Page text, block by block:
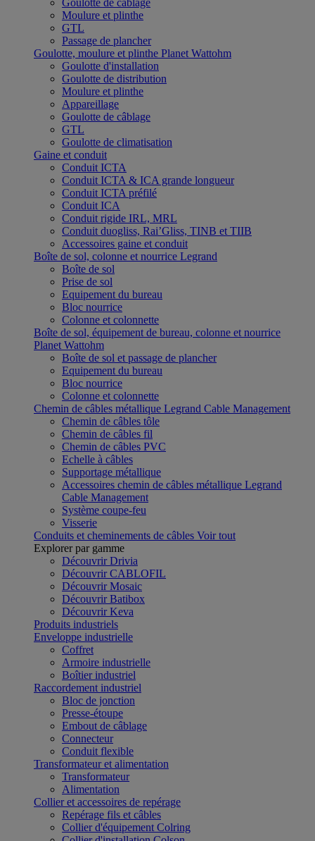
Goulotte de câblage
Moulure et plinthe
GTL
Passage de plancher
Goulotte, moulure et plinthe Planet Wattohm
Goulotte d'installation
Goulotte de distribution
Moulure et plinthe
Appareillage
Goulotte de câblage
GTL
Goulotte de climatisation
Gaine et conduit
Conduit ICTA
Conduit ICTA & ICA grande longueur
Conduit ICTA préfilé
Conduit ICA
Conduit rigide IRL, MRL
Conduit duogliss, Rai’Gliss, TINB et TIIB
Accessoires gaine et conduit
Boîte de sol, colonne et nourrice Legrand
Boîte de sol
Prise de sol
Equipement du bureau
Bloc nourrice
Colonne et colonnette
Boîte de sol, équipement de bureau, colonne et nourrice
Planet Wattohm
Boîte de sol et passage de plancher
Equipement du bureau
Bloc nourrice
Colonne et colonnette
Chemin de câbles métallique Legrand Cable Management
Chemin de câbles tôle
Chemin de câbles fil
Chemin de câbles PVC
Echelle à câbles
Supportage métallique
Accessoires chemin de câbles métallique Legrand
Cable Management
Système coupe-feu
Visserie
Conduits et cheminements de câbles Voir tout
Explorer par gamme
Découvrir Drivia
Découvrir CABLOFIL
Découvrir Mosaic
Découvrir Batibox
Découvrir Keva
Produits industriels
Enveloppe industrielle
Coffret
Armoire industrielle
Boîtier industriel
Raccordement industriel
Bloc de jonction
Presse-étoupe
Embout de câblage
Connecteur
Conduit flexible
Transformateur et alimentation
Transformateur
Alimentation
Collier et accessoires de repérage
Repérage fils et câbles
Collier d'équipement Colring